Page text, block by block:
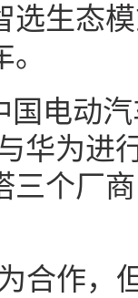
选生态
国电动
华为进
三个厂
合作，